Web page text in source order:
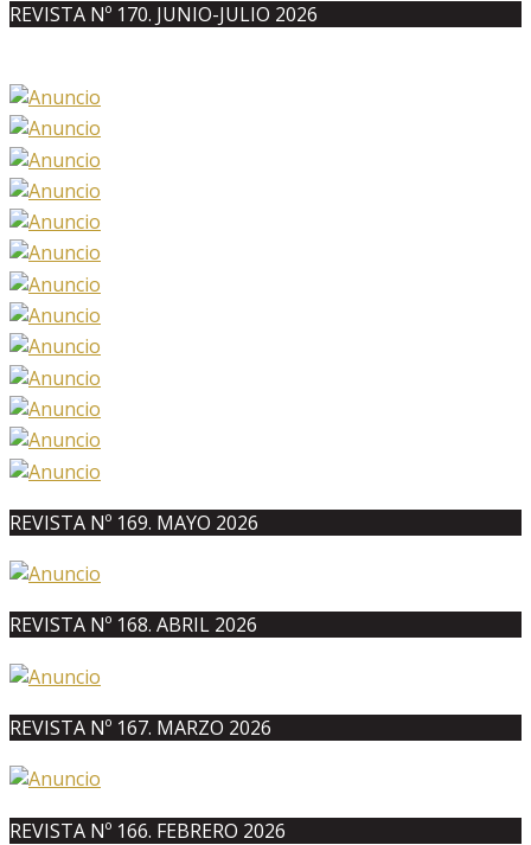
REVISTA Nº 170. JUNIO-JULIO 2026
REVISTA Nº 169. MAYO 2026
REVISTA Nº 168. ABRIL 2026
REVISTA Nº 167. MARZO 2026
REVISTA Nº 166. FEBRERO 2026